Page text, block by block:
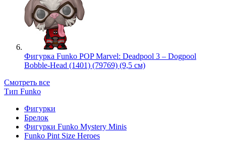
Фигурка Funko POP Marvel: Deadpool 3 – Dogpool
Bobble-Head (1401) (79769) (9,5 см)
Смотреть все
Тип Funko
Фигурки
Брелок
Фигурки Funko Mystery Minis
Funko Pint Size Heroes